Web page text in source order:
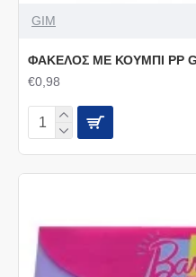
GIM
ΦΑΚΕΛΟΣ ΜΕ ΚΟΥΜΠΙ PP
€0,98